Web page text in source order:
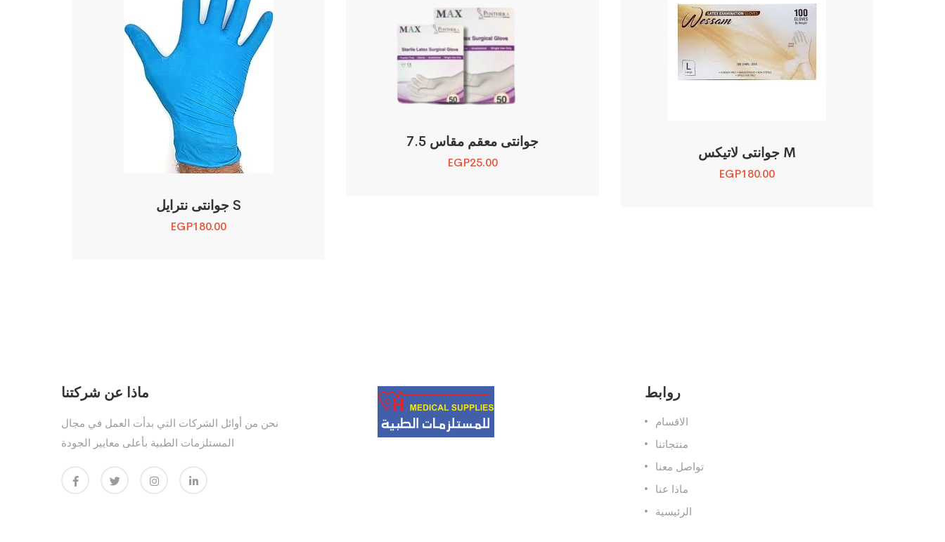
جوانتى نترايل S
EGP180.00
جوانتى معقم مقاس 7.5
EGP25.00
جوانتى لاتيكس M
EGP180.00
ماذا عن شركتنا
نحن من أوائل الشركات التي بدأت العمل في مجال
المستلزمات الطبية بأعلى معايير الجودة
روابط
الاقسام
منتجاتنا
تواصل معنا
ماذا عنا
الرئيسية